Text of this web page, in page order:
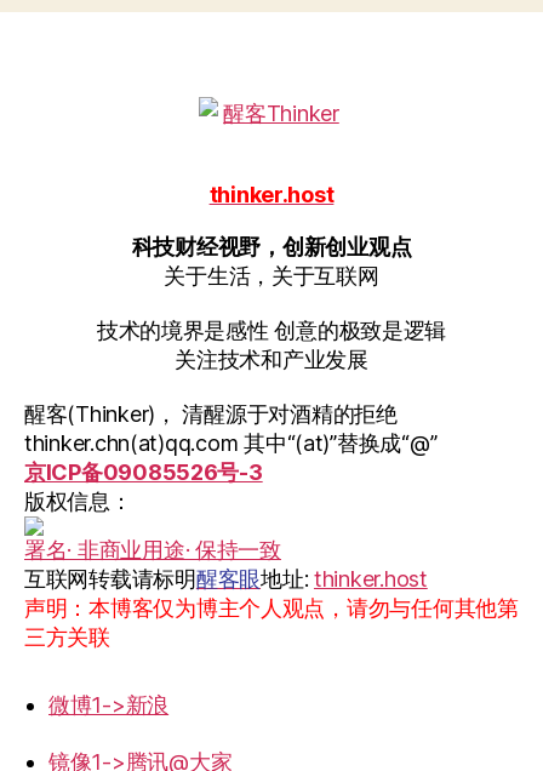
thinker.host
科技财经视野，创新创业观点
关于生活，关于互联网
技术的境界是感性 创意的极致是逻辑
关注技术和产业发展
醒客(Thinker)， 清醒源于对酒精的拒绝
thinker.chn(at)qq.com 其中“(at)”替换成“@”
京ICP备09085526号-3
版权信息：
署名· 非商业用途· 保持一致
互联网转载请标明醒客眼地址: thinker.host
声明：本博客仅为博主个人观点，请勿与任何其他第
三方关联
微博1->新浪
镜像1->腾讯@大家